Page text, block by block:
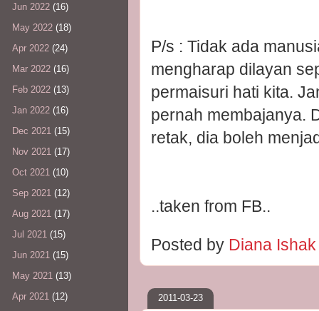
P/s : Tidak ada
mengharap dilayan
permaisuri hati kita.
pernah membajanya.
retak, dia boleh
..taken from FB..
Posted by Diana
2011-03-23
Jun 2022 (16)
May 2022 (18)
Apr 2022 (24)
Mar 2022 (16)
Feb 2022 (13)
Jan 2022 (16)
Dec 2021 (15)
Nov 2021 (17)
Oct 2021 (10)
Sep 2021 (12)
Aug 2021 (17)
Jul 2021 (15)
Jun 2021 (15)
May 2021 (13)
Apr 2021 (12)